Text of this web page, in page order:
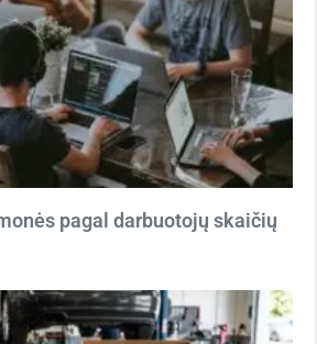
pagal darbuotojų skaičių